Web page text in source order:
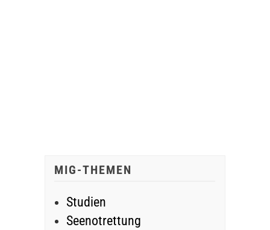
MIG-THEMEN
Studien
Seenotrettung